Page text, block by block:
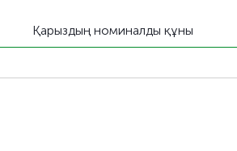
Қарыздың номиналды құны